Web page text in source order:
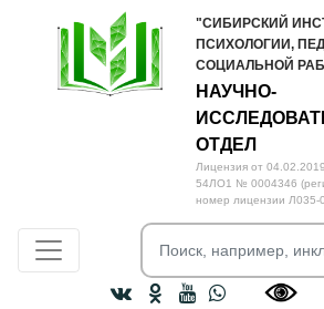
"СИБИРСКИЙ
ПСИХОЛОГИИ,
СОЦИАЛЬНОЙ
НАУЧНО-
ОТДЕЛ
Лицензия от
54ЛО1 № 0004346
номер лицензии Л035-
Toggle navigation